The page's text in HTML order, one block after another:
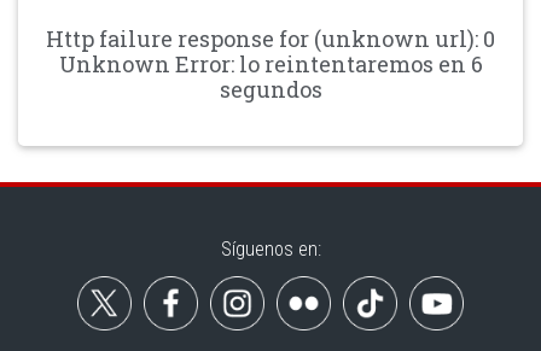
Http failure response for (unknown url): 0
Unknown Error: lo reintentaremos en 6
segundos
Síguenos en: